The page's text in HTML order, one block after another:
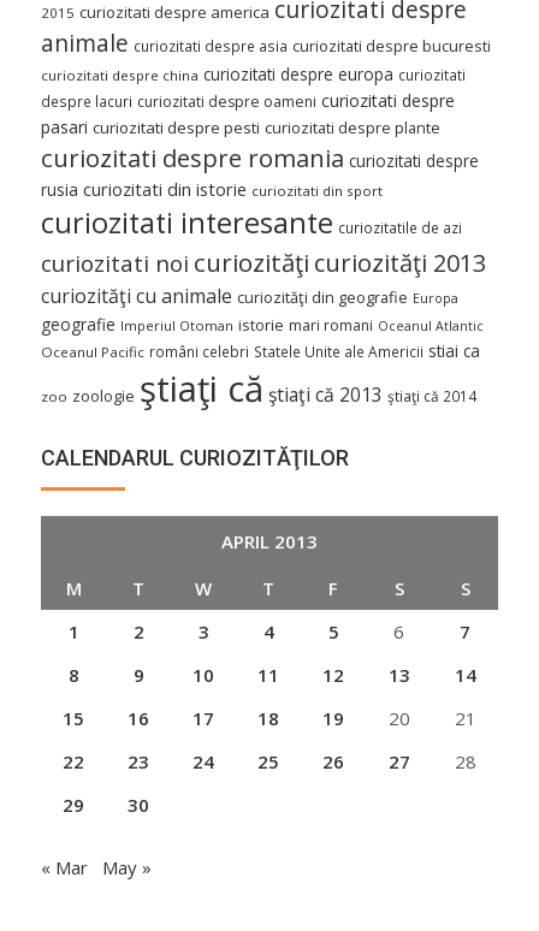
2015 curiozitati despre america curiozitati despre
animale curiozitati despre asia curiozitati despre bucuresti
curiozitati despre china curiozitati despre europa curiozitati
despre lacuri curiozitati despre oameni curiozitati despre
pasari curiozitati despre pesti curiozitati despre plante
curiozitati despre romania curiozitati despre
rusia curiozitati din istorie curiozitati din sport
curiozitati interesante curiozitatile de azi
curiozitati noi curiozităţi curiozităţi 2013
curiozităţi cu animale curiozităţi din geografie Europa
geografie Imperiul Otoman istorie mari romani Oceanul Atlantic
Oceanul Pacific români celebri Statele Unite ale Americii stiai ca
zoo zoologie ştiaţi că ştiaţi că 2013 ştiaţi că 2014
CALENDARUL CURIOZITĂŢILOR
APRIL 2013
M
T W T F S
S
1
2 3 4 5 6
7
8
9 10 11 12 13
14
15
16 17 18 19 20
21
22
23 24 25 26 27
28
29
30
« Mar May »